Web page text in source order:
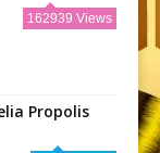
162939 Views
Propolis